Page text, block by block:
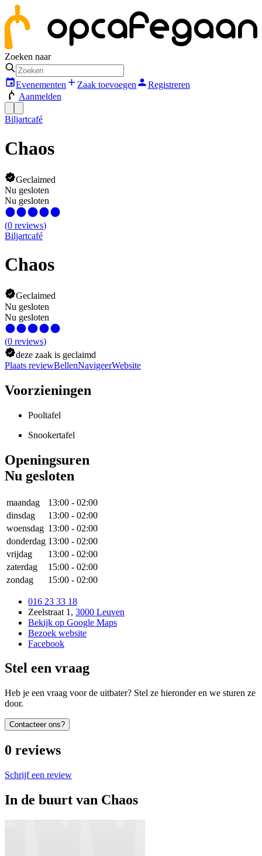
Zoeken naar
Evenementen Zaak toevoegen
Registreren
Aanmelden
Biljartcafé
Chaos
Geclaimed
Nu gesloten
Nu gesloten
(0 reviews)
Biljartcafé
Chaos
Geclaimed
Nu gesloten
Nu gesloten
(0 reviews)
deze zaak is geclaimd
Plaats reviewBellenNavigeerWebsite
Voorzieningen
Pooltafel
Snookertafel
Openingsuren
Nu gesloten
maandag 13:00 - 02:00
dinsdag
13:00 - 02:00
woensdag 13:00 - 02:00
donderdag 13:00 - 02:00
vrijdag
13:00 - 02:00
zaterdag
15:00 - 02:00
zondag
15:00 - 02:00
016 23 33 18
Zeelstraat 1 , 3000 Leuven
Bekijk op Google Maps
Bezoek website
Facebook
Stel een vraag
Heb je een vraag voor de uitbater? Stel ze hieronder en we sturen ze
door.
Contacteer ons?
0 reviews
Schrijf een review
In de buurt van Chaos